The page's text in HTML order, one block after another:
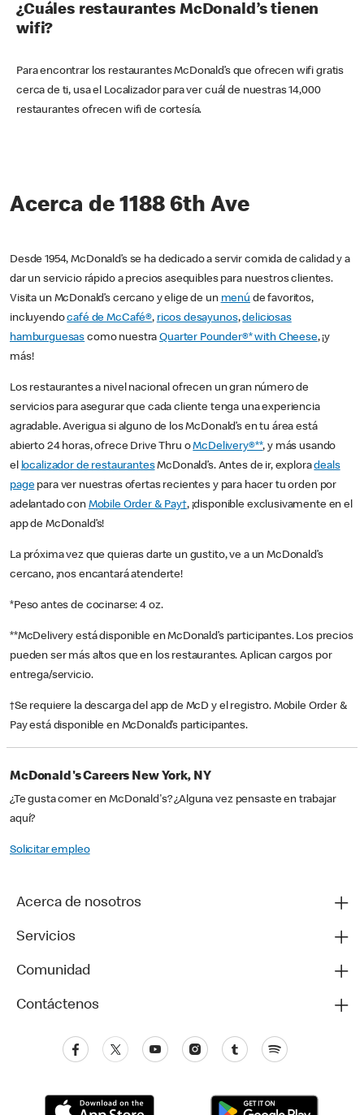
¿Cuáles restaurantes McDonald’s tienen
wifi?
Para encontrar los restaurantes McDonald’s que ofrecen wifi gratis
cerca de ti, usa el Localizador para ver cuál de nuestras 14,000
restaurantes ofrecen wifi de cortesía.
Acerca de 1188 6th Ave
Desde 1954, McDonald’s se ha dedicado a servir comida de calidad y a
dar un servicio rápido a precios asequibles para nuestros clientes.
Visita un McDonald’s cercano y elige de un menú de favoritos,
incluyendocafé de McCafé®, ricos desayunos,deliciosas
hamburguesas como nuestraQuarter Pounder®* with Cheese, ¡y
más!
Los restaurantes a nivel nacional ofrecen un gran número de
servicios para asegurar que cada cliente tenga una experiencia
agradable. Averigua si alguno de los McDonald’s en tu área está
abierto 24 horas, ofrece Drive Thru oMcDelivery®**, y más usando
el localizador de restaurantesMcDonald’s. Antes de ir, exploradeals
pagepara ver nuestras ofertas recientes y para hacer tu orden por
adelantado con Mobile Order & Pay†, ¡disponible exclusivamente en el
app de McDonald’s!
La próxima vez que quieras darte un gustito, ve a un McDonald’s
cercano, ¡nos encantará atenderte!
*Peso antes de cocinarse: 4 oz.
**McDelivery está disponible en McDonald’s participantes. Los precios
pueden ser más altos que en los restaurantes. Aplican cargos por
entrega/servicio.
†Se requiere la descarga del app de McD y el registro. Mobile Order &
Pay está disponible en McDonald’s participantes.
McDonald's Careers New York, NY
¿Te gusta comer en McDonald's? ¿Alguna vez pensaste en trabajar
aquí?
Solicitar empleo
Acerca de nosotros
Servicios
Comunidad
Contáctenos